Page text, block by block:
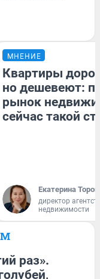
МНЕНИЕ
Квартиры
но дешевеют:
рынок
сейчас такой
Екатерина
директор
недвижимости
раз».